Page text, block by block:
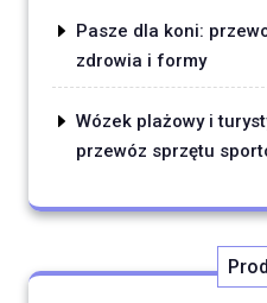
Pasze dla koni:
zdrowia i formy
Wózek plażowy i
przewóz sprzętu